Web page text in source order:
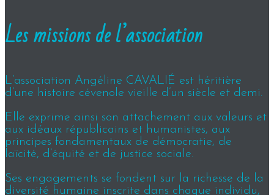
Les missions de l’association
L’association Angéline CAVALIÉ est héritière
d’une histoire cévenole vieille d’un siècle et demi.
Elle exprime ainsi son attachement aux valeurs et
aux idéaux républicains et humanistes, aux
principes fondamentaux de démocratie, de
laïcité, d’équité et de justice sociale.
Ses engagements se fondent sur la richesse de la
diversité humaine inscrite dans chaque individu,